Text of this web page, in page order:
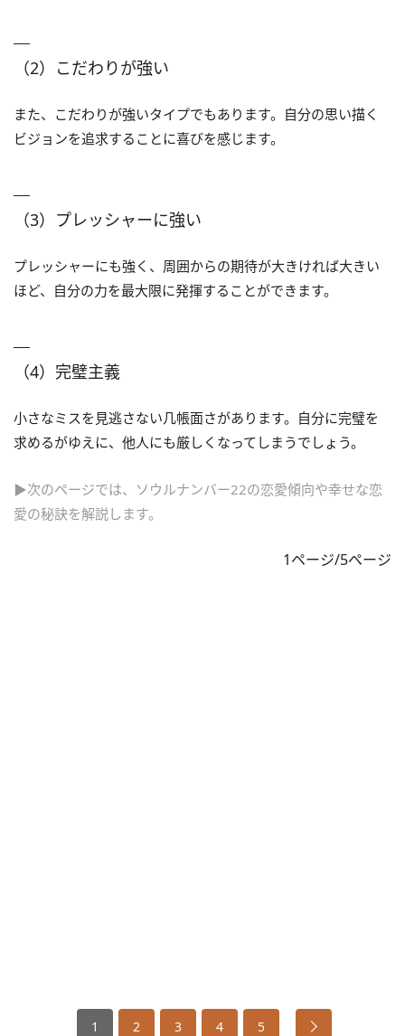
（2）こだわりが強い
また、こだわりが強いタイプでもあります。自分の思い描く
ビジョンを追求することに喜びを感じます。
（3）プレッシャーに強い
プレッシャーにも強く、周囲からの期待が大きければ大きい
ほど、自分の力を最大限に発揮することができます。
（4）完璧主義
小さなミスを見逃さない几帳面さがあります。自分に完璧を
求めるがゆえに、他人にも厳しくなってしまうでしょう。
▶次のページでは、ソウルナンバー22の恋愛傾向や幸せな恋
愛の秘訣を解説します。
1ページ/5ページ
1 2 3 4 5